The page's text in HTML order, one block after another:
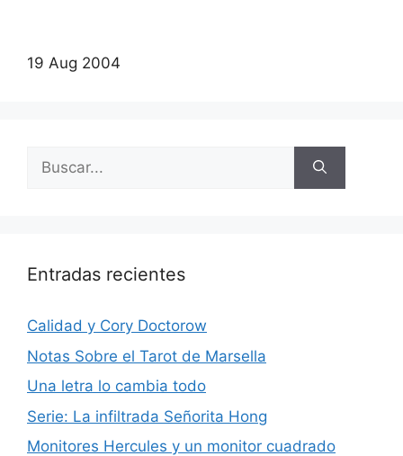
19 Aug 2004
Buscar:
Entradas recientes
Calidad y Cory Doctorow
Notas Sobre el Tarot de Marsella
Una letra lo cambia todo
Serie: La infiltrada Señorita Hong
Monitores Hercules y un monitor cuadrado